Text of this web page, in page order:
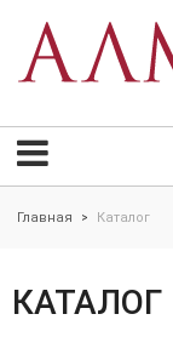
Главная > Каталог
КАТАЛОГ